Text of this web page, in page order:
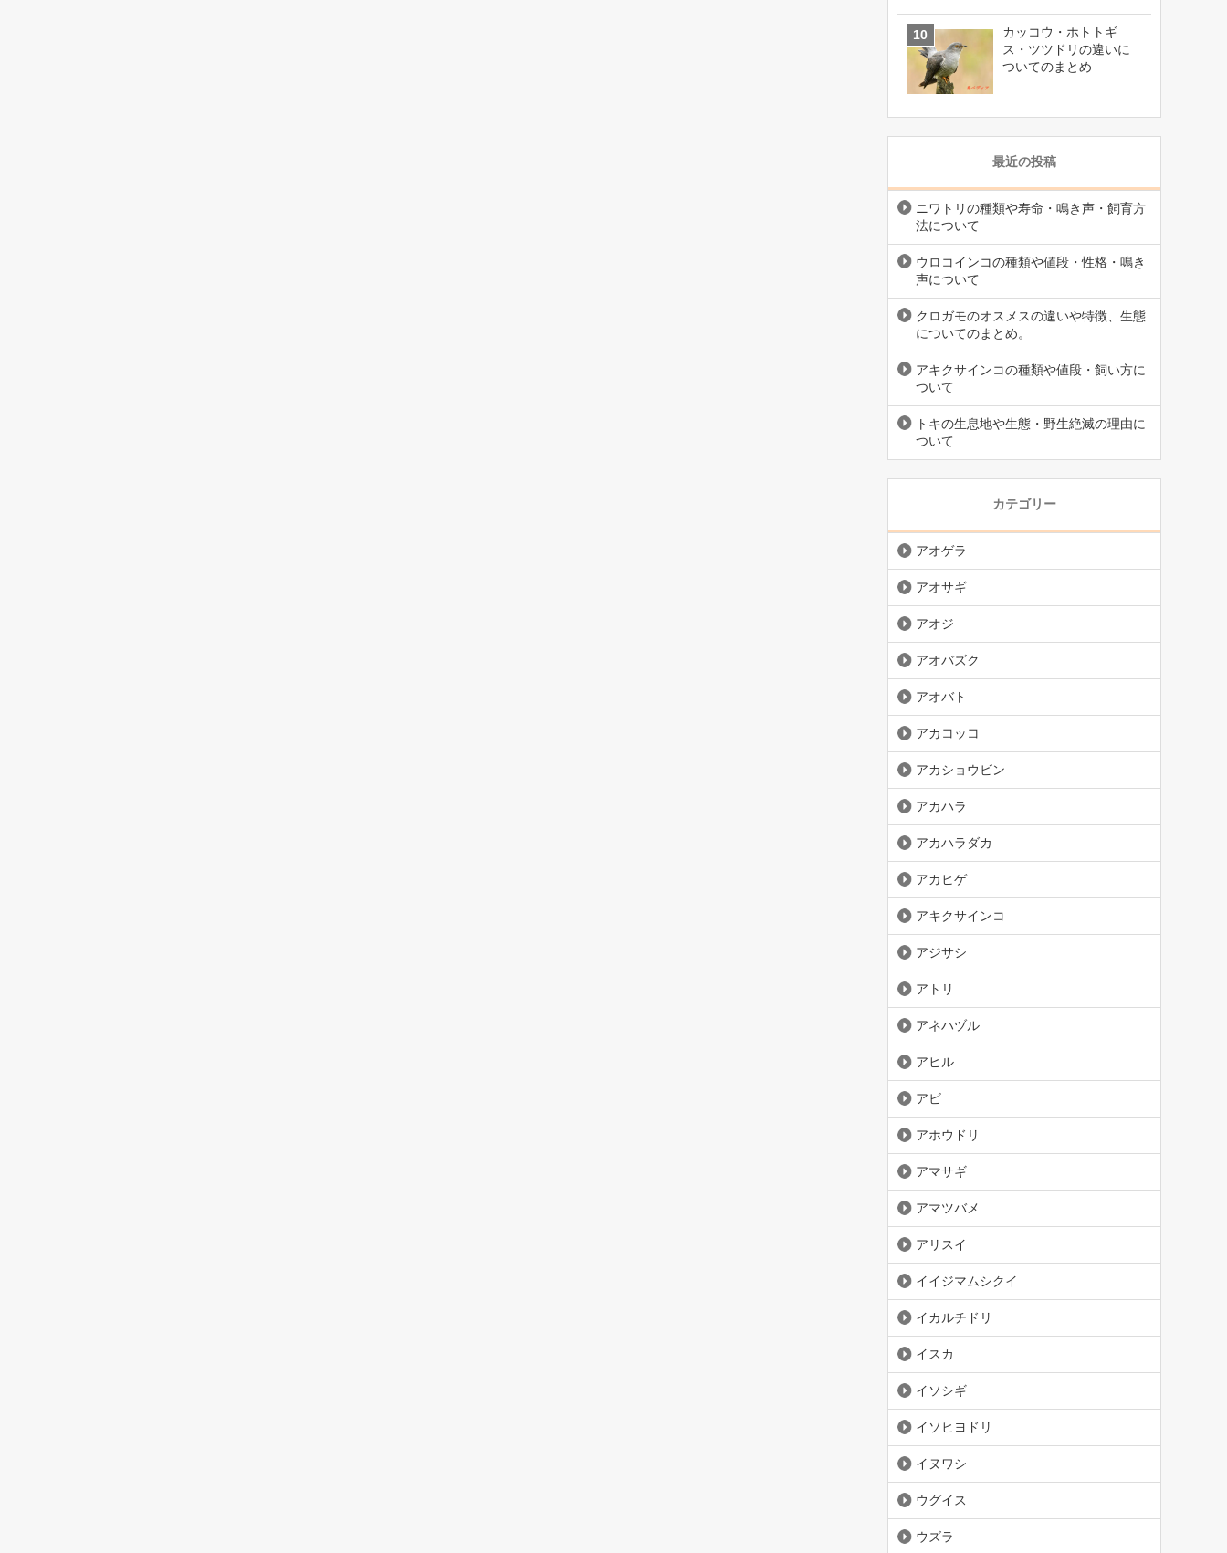
カッコウ・ホトトギ
ス・ツツドリの違いに
ついてのまとめ
最近の投稿
ニワトリの種類や寿命・鳴き声・飼育方
法について
ウロコインコの種類や値段・性格・鳴き
声について
クロガモのオスメスの違いや特徴、生態
についてのまとめ。
アキクサインコの種類や値段・飼い方に
ついて
トキの生息地や生態・野生絶滅の理由に
ついて
カテゴリー
アオゲラ
アオサギ
アオジ
アオバズク
アオバト
アカコッコ
アカショウビン
アカハラ
アカハラダカ
アカヒゲ
アキクサインコ
アジサシ
アトリ
アネハヅル
アヒル
アビ
アホウドリ
アマサギ
アマツバメ
アリスイ
イイジマムシクイ
イカルチドリ
イスカ
イソシギ
イソヒヨドリ
イヌワシ
ウグイス
ウズラ